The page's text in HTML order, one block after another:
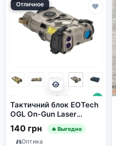
Отличное
Тактичний блок EOTech
OGL On-Gun Laser
(Green+IR)/IR illuminator
TAN
140 грн 🔥 Выгодно
Оптика